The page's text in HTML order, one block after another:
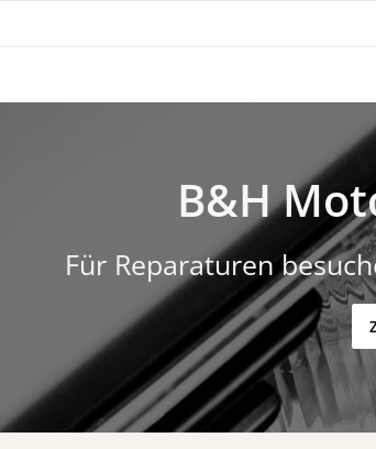
B&H
Für Reparaturen